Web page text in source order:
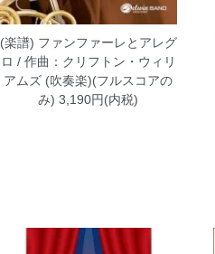
(楽譜) ファンファーレとアレグ
ロ / 作曲：クリフトン・ウィリ
アムズ (吹奏楽)(フルスコアの
み) 3,190円(内税)